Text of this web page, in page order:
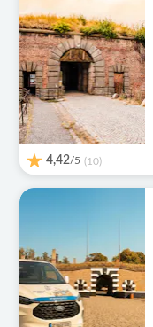
4,42/5 (10)